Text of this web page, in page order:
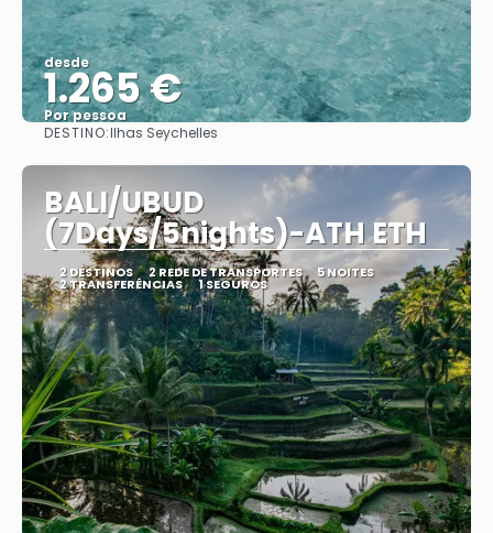
desde
1.265 €
Por pessoa
DESTINO:Ilhas Seychelles
BALI/UBUD
(7Days/5nights)-ATH ETH
2 DESTINOS 2 REDE DE TRANSPORTES 5 NOITES
2 TRANSFERÊNCIAS 1 SEGUROS